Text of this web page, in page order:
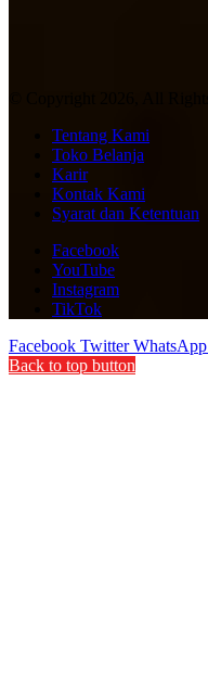
Tentang Kami
Toko Belanja
Karir
Kontak Kami
Syarat dan Ketentuan
Facebook
YouTube
Instagram
TikTok
Facebook Twitter WhatsApp
Back to top button